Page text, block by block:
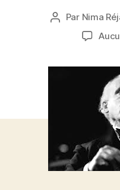
Auteur
l’article
Par Nima